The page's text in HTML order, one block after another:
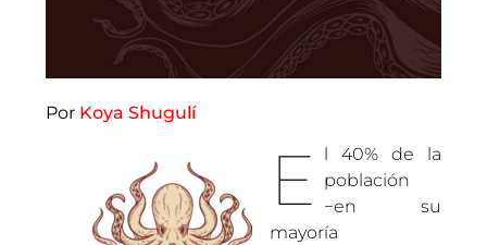
Por Koya Shugulí
E
l 40% de la
población
−en su
mayoría